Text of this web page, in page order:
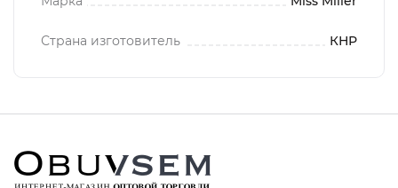
Страна изготовитель КНР